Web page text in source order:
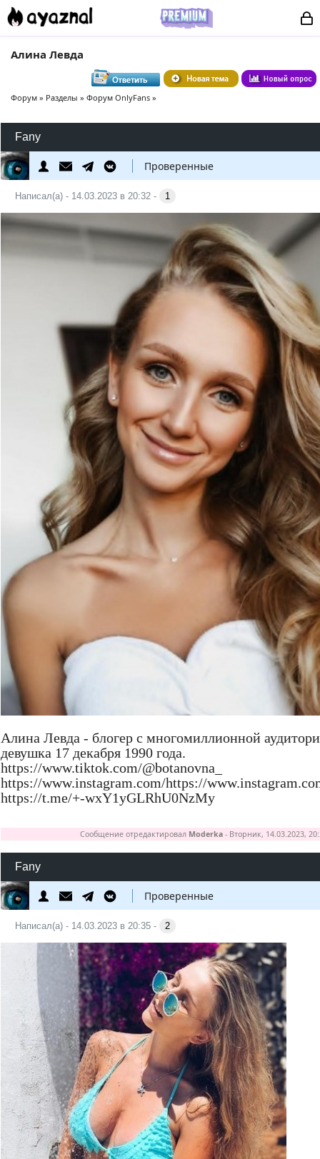
Алина Левда
Форум » Разделы » Форум OnlyFans »
Fany
Проверенные
Написал(а) - 14.03.2023 в 20:32 - 1
Алина Левда - блогер с многомиллионной
девушка 17 декабря 1990 года.
https://www.tiktok.com/@botanovna_
https://www.instagram.com/https://
https://t.me/+-wxY1yGLRhU0NzMy
Сообщение отредактировал Moderka- Вторник, 14.03.2023,
Fany
Проверенные
Написал(а) - 14.03.2023 в 20:35 - 2